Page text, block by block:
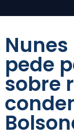
pede
sobre